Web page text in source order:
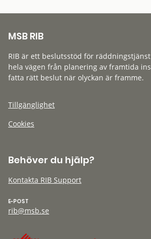
MSB RIB
RIB är ett beslutsstöd för
hela vägen från planering av framtida
fatta rätt beslut när olyckan är framme.
Tillgänglighet
Cookies
Behöver du hjälp?
Kontakta RIB Support
E-POST
rib@msb.se